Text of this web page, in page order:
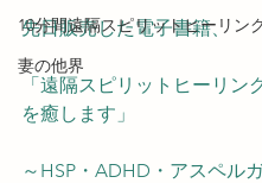
10分間遠隔スピリットヒーリン
妻の他界
先日販売した電子書籍、
「遠隔スピリットヒーリン
を癒します」
～HSP・ADHD・アスペル